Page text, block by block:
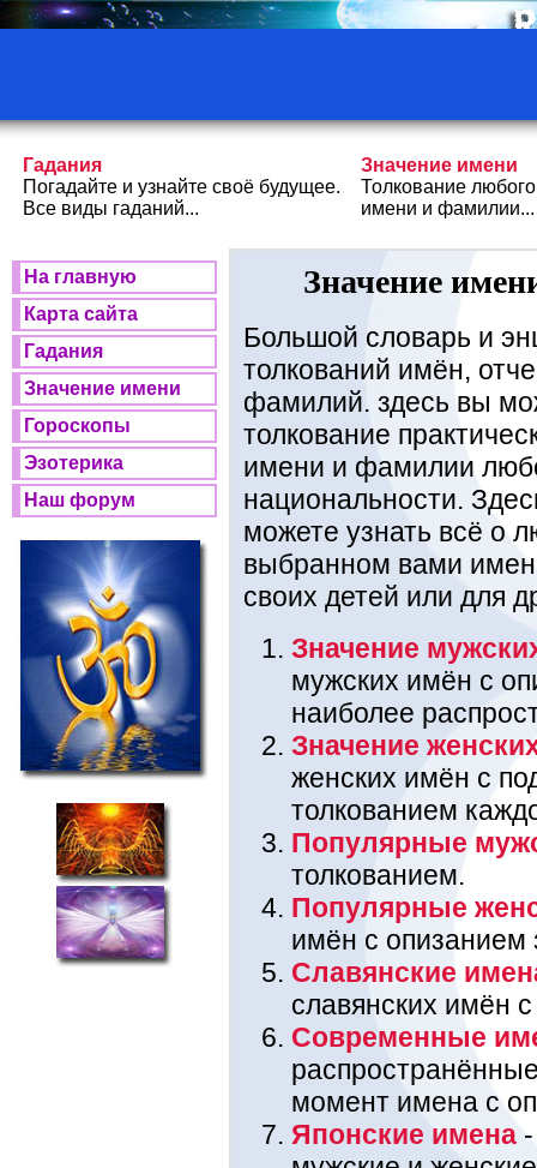
Гадания
Погадайте и узнайте своё будущее.
Все виды гаданий...
Значение имени
Толкование любого
имени и фамилии...
На главную
Карта сайта
Гадания
Значение имени
Гороскопы
Эзотерика
Наш форум
Значение
Большой словарь и
толкований имён,
фамилий. здесь вы
толкование
имени и фамилии
национальности.
можете узнать всё о
выбранном вами
своих детей или для
Значение
мужских имён с
наиболее
Значение
женских имён с
толкованием
Популярные
толкованием.
Популярные
имён с опизанием
Славянские
славянских имён
Современные
момент имена с
Японские имена